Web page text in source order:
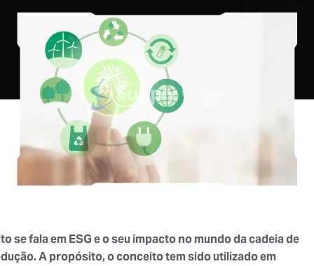
se fala em ESG e o seu impacto no mundo da cadeia de
A propósito, o conceito tem sido utilizado em